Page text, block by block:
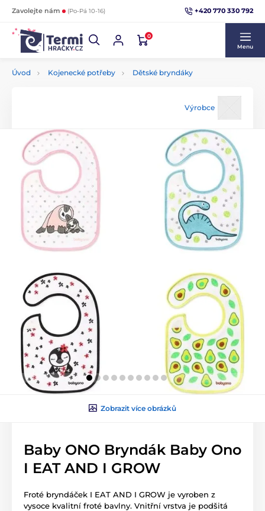
Zavolejte nám (Po-Pá 10-16) +420 770 330 792
0
Menu
Úvod Kojenecké potřeby Dětské bryndáky
Výrobce
Zobrazit více obrázků
Baby ONO Bryndák Baby Ono
I EAT AND I GROW
Froté bryndáček I EAT AND I GROW je vyroben z
vysoce kvalitní froté bavlny. Vnitřní vrstva je podšitá